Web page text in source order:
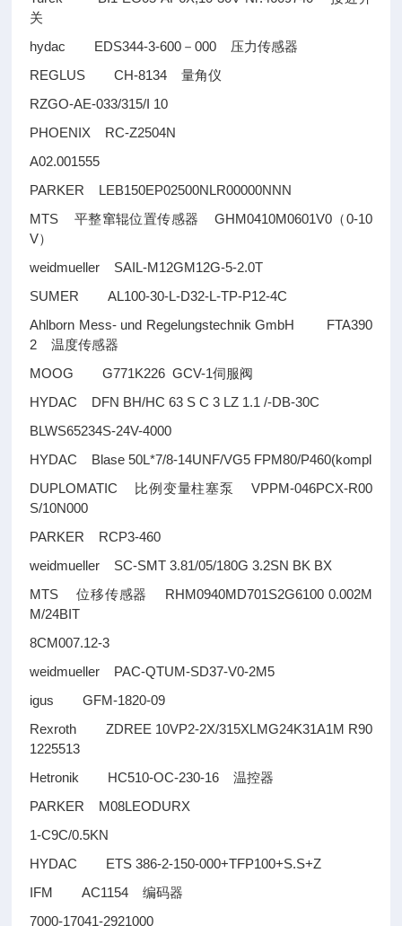
关
hydac EDS344-3-600 －000 压力传感器
REGLUS CH-8134量角仪
RZGO-AE-033/315/I 10
PHOENIX RC-Z2504N
A02.001555
PARKER LEB150EP02500NLR00000NNN
MTS 平整窜辊位置传感器 GHM0410M0601V0（0-10
V）
weidmueller SAIL-M12GM12G-5-2.0T
SUMER AL100-30-L-D32-L-TP-P12-4C
Ahlborn Mess- und Regelungstechnik GmbH FTA390
2温度传感器
MOOG G771K226 GCV-1伺服阀
HYDAC DFN BH/HC 63 S C 3 LZ 1.1 /-DB-30C
BLWS65234S-24V-4000
HYDAC Blase 50L*7/8-14UNF/VG5 FPM80/P460(kompl
DUPLOMATIC
比例变量柱塞泵
VPPM-046PCX-R00
S/10N000
PARKER RCP3-460
weidmueller SC-SMT 3.81/05/180G 3.2SN BK BX
MTS 位移传感器
RHM0940MD701S2G6100 0.002M
M/24BIT
8CM007.12-3
weidmueller PAC-QTUM-SD37-V0-2M5
igus GFM-1820-09
Rexroth ZDREE 10VP2-2X/315XLMG24K31A1M R90
1225513
Hetronik HC510-OC-230-16温控器
PARKER M08LEODURX
1-C9C/0.5KN
HYDAC ETS 386-2-150-000+TFP100+S.S+Z
IFM AC1154编码器
7000-17041-2921000